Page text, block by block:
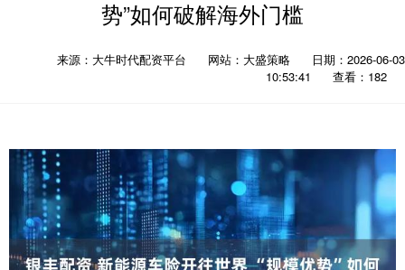
势”如何破解海外门槛
来源：大牛时代配资平台 网站：大盛策略
日期：2026-06-03
10:53:41
查看：182